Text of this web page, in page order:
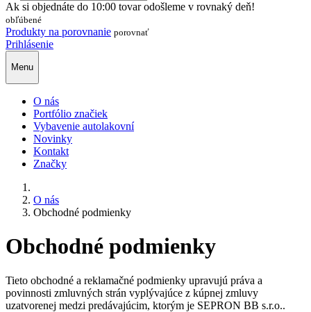
Ak si objednáte do 10:00 tovar odošleme v rovnaký deň!
obľúbené
Produkty na porovnanie porovnať
Prihlásenie
Menu
O nás
Portfólio značiek
Vybavenie autolakovní
Novinky
Kontakt
Značky
O nás
Obchodné podmienky
Obchodné podmienky
Tieto obchodné a reklamačné podmienky upravujú práva a
povinnosti zmluvných strán vyplývajúce z kúpnej zmluvy
uzatvorenej medzi predávajúcim, ktorým je SEPRON BB s.r.o..